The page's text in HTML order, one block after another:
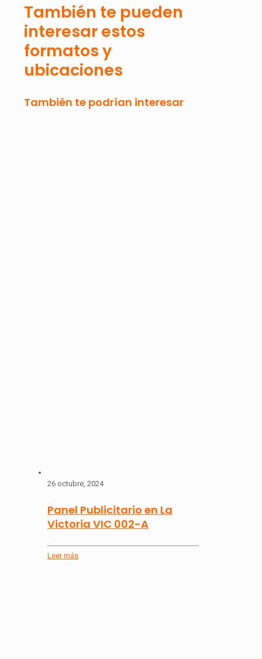
También te pueden
interesar estos
formatos y
ubicaciones
También te podrían interesar
26 octubre, 2024
Panel Publicitario en La
Victoria VIC 002-A
Leer más